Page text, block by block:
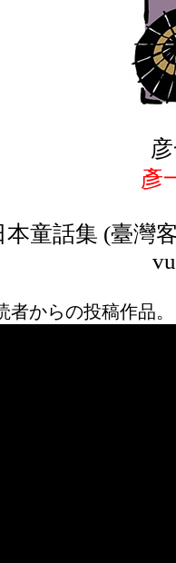
彥
本童話集 (臺灣
者からの投稿作品